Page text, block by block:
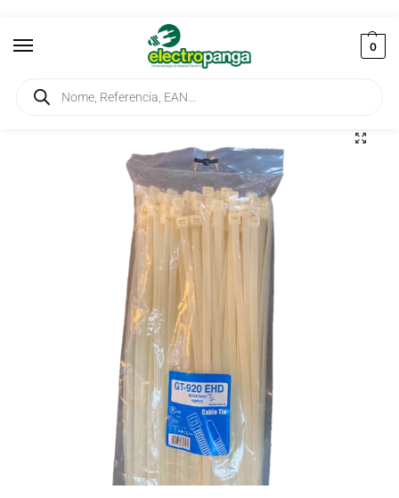
0
Início / Instalação / Abraçadeiras